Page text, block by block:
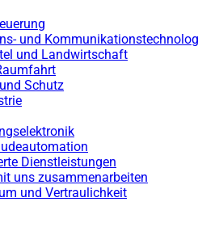
und
und Landwirtschaft
Schutz
Dienstleistungen
uns zusammenarbeiten
und Vertraulichkeit